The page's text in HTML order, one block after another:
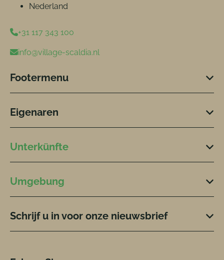
Nederland
+31 117 343 100
info@village-scaldia.nl
Footermenu
Eigenaren
Unterkünfte
Umgebung
Schrijf u in voor onze nieuwsbrief